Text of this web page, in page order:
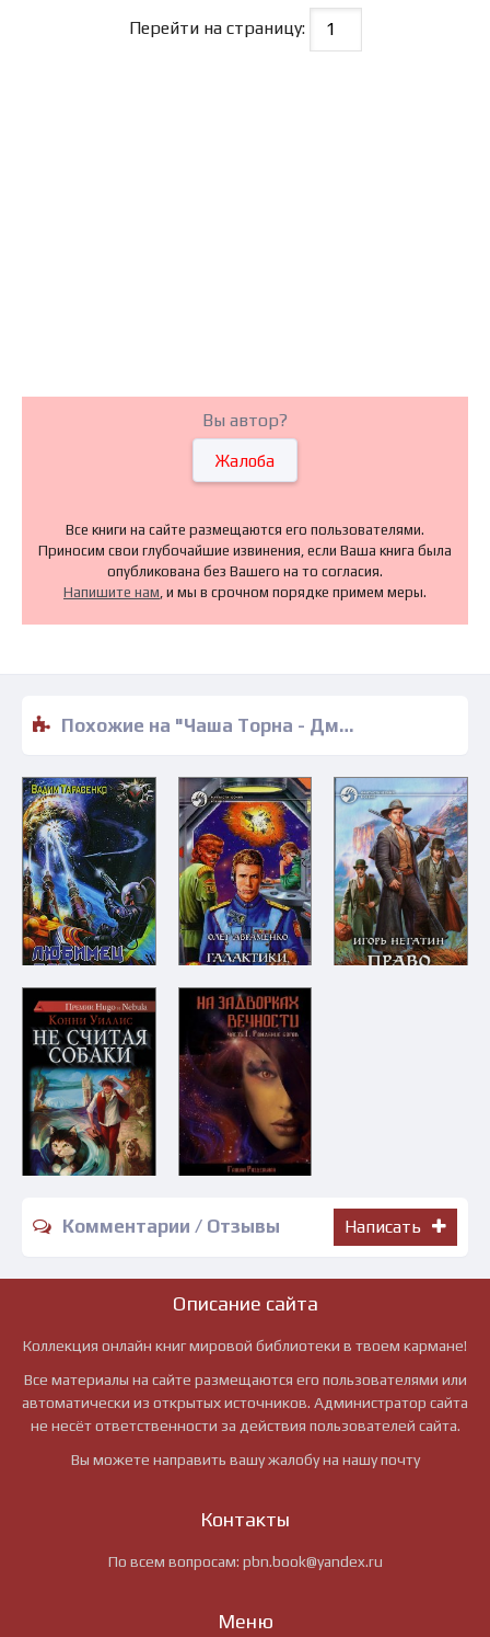
Перейти на страницу:
Вы автор?
Жалоба
Все книги на сайте размещаются его пользователями.
Приносим свои глубочайшие извинения, если Ваша книга была
опубликована без Вашего на то согласия.
Напишите нам, и мы в срочном порядке примем меры.
Похожие на "Чаша Торна - Дмитрий Воронин" книги читать бесплатно полные версии
Комментарии / Отзывы Написать
Описание сайта
Коллекция онлайн книг мировой библиотеки в твоем кармане!
Все материалы на сайте размещаются его пользователями или
автоматически из открытых источников. Администратор сайта
не несёт ответственности за действия пользователей сайта.
Вы можете направить вашу жалобу на нашу почту
Контакты
По всем вопросам: pbn.book@yandex.ru
Меню